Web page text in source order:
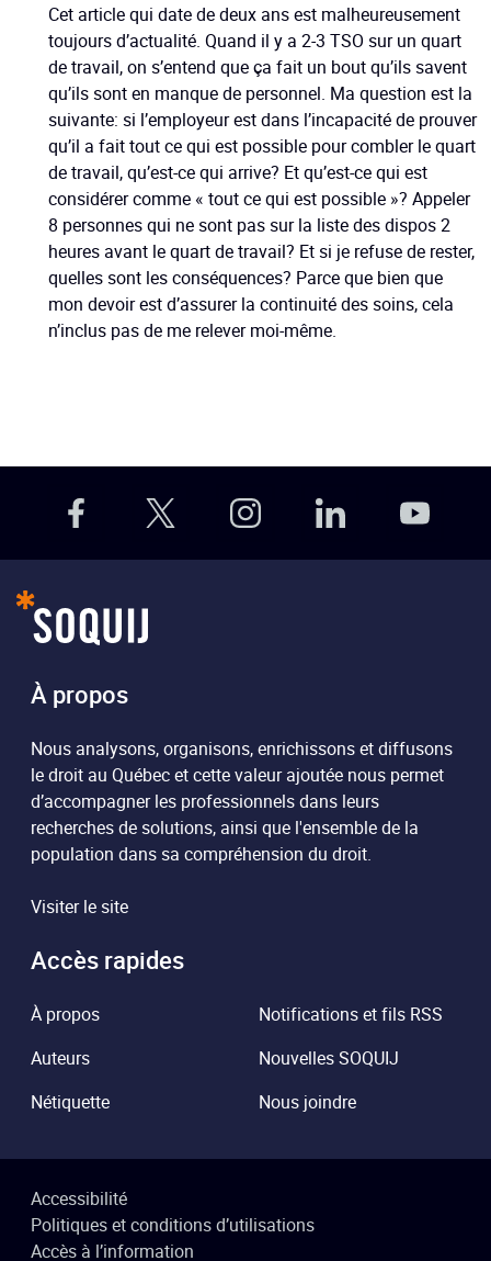
Cet article qui date de deux ans est malheureusement
toujours d’actualité. Quand il y a 2-3 TSO sur un quart
de travail, on s’entend que ça fait un bout qu’ils savent
qu’ils sont en manque de personnel. Ma question est la
suivante: si l’employeur est dans l’incapacité de prouver
qu’il a fait tout ce qui est possible pour combler le quart
de travail, qu’est-ce qui arrive? Et qu’est-ce qui est
considérer comme « tout ce qui est possible »? Appeler
8 personnes qui ne sont pas sur la liste des dispos 2
heures avant le quart de travail? Et si je refuse de rester,
quelles sont les conséquences? Parce que bien que
mon devoir est d’assurer la continuité des soins, cela
n’inclus pas de me relever moi-même.
À propos
Nous analysons, organisons, enrichissons et diffusons
le droit au Québec et cette valeur ajoutée nous permet
d’accompagner les professionnels dans leurs
recherches de solutions, ainsi que l'ensemble de la
population dans sa compréhension du droit.
Visiter le site
Accès rapides
À propos
Auteurs
Nétiquette
Notifications et fils RSS
Nouvelles SOQUIJ
Nous joindre
Accessibilité
Politiques et conditions d’utilisations
Accès à l’information